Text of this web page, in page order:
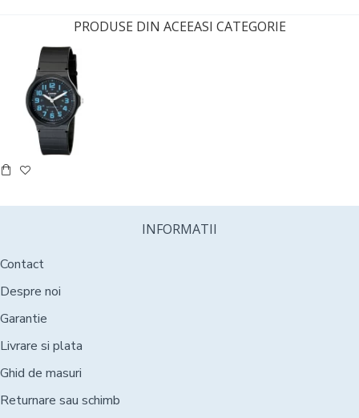
PRODUSE DIN ACEEASI CATEGORIE
INFORMATII
Contact
Despre noi
Garantie
Livrare si plata
Ghid de masuri
Returnare sau schimb